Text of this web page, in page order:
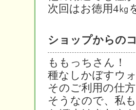
次回はお徳用4㎏
ショップからの
ももっちさん！
種なしかぼすウ
そのご利用の仕
そうなので、私